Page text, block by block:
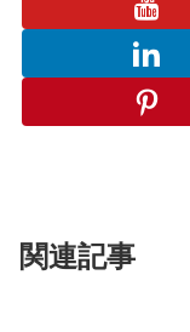
関連記事